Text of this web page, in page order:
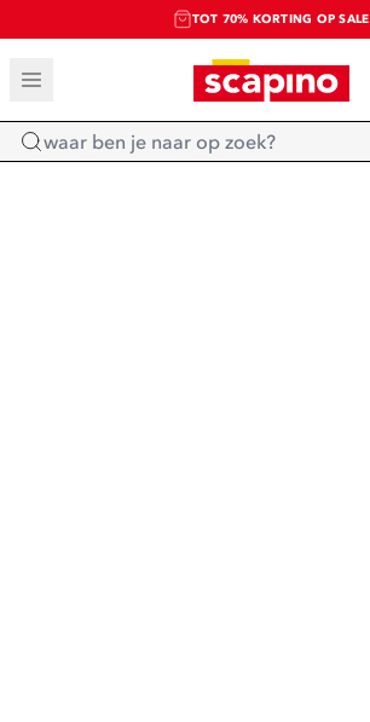
TOT 70% KORTING OP SALE
SALE: LAATSTE KANS!
SHOP NIEUW
Home